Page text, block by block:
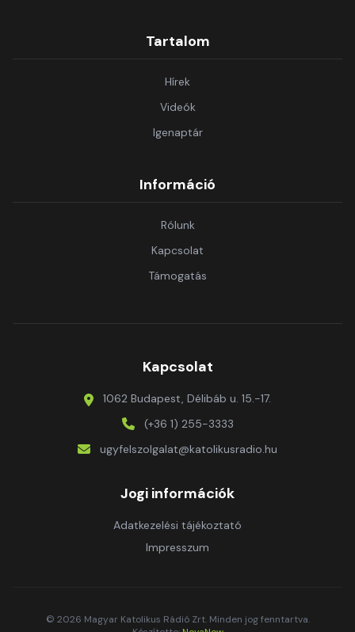
Tartalom
Hírek
Videók
Igenaptár
Információ
Rólunk
Kapcsolat
Támogatás
Kapcsolat
1062 Budapest, Délibáb u. 15.-17.
(+36 1) 255-3333
ugyfelszolgalat@katolikusradio.hu
Jogi információk
Adatkezelési tájékoztató
Impresszum
© 2026 Magyar Katolikus Rádió Zrt. Minden jog fenntartva.